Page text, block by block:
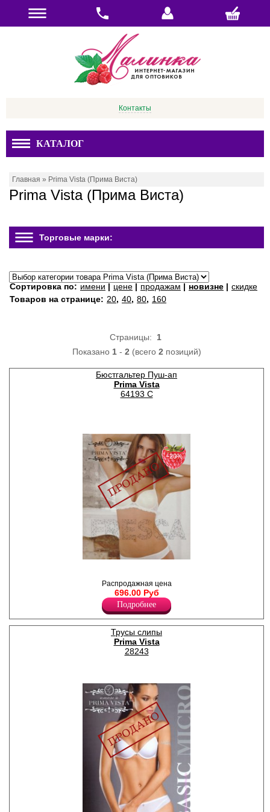
Контакты
КАТАЛОГ
Главная » Prima Vista (Прима Виста)
Prima Vista (Прима Виста)
Торговые марки:
Сортировка по: имени | цене | продажам | новизне | скидке
Товаров на странице: 20, 40, 80, 160
Страницы: 1
Показано 1- 2 (всего 2 позиций)
Бюстгальтер Пуш-ап
Prima Vista
64193 C
"пуш-ап".
−20%
Распродажная цена
696.00 Руб
Подробнее
Трусы слипы
Prima Vista
28243